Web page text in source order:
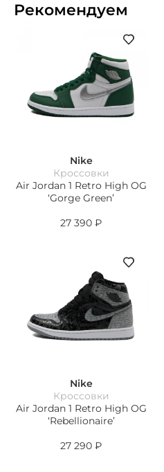
Рекомендуем
Nike
Кроссовки
Air Jordan 1 Retro High OG
‘Gorge Green’
27 390 ₽
Nike
Кроссовки
Air Jordan 1 Retro High OG
‘Rebellionaire’
27 290 ₽